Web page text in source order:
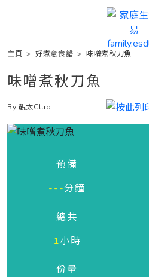
主頁 >好煮意食譜 >味噌煮秋刀魚
味噌煮秋刀魚
By 靚太Club
預備
---分鐘
總共
1小時
份量